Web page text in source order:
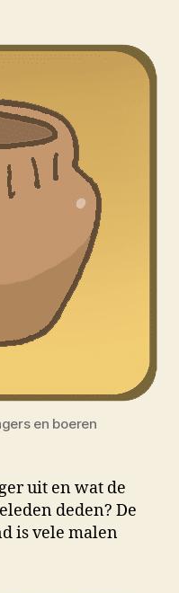
en boeren
uit en wat de
deden? De
is vele malen